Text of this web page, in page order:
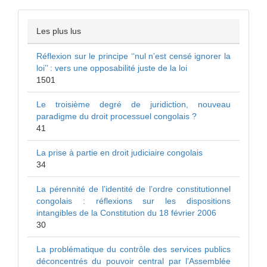
Les plus lus
Réflexion sur le principe ‘‘nul n’est censé ignorer la
loi’’ : vers une opposabilité juste de la loi
1501
Le troisième degré de juridiction, nouveau
paradigme du droit processuel congolais ?
41
La prise à partie en droit judiciaire congolais
34
La pérennité de l’identité de l’ordre constitutionnel
congolais : réflexions sur les dispositions
intangibles de la Constitution du 18 février 2006
30
La problématique du contrôle des services publics
déconcentrés du pouvoir central par l’Assemblée